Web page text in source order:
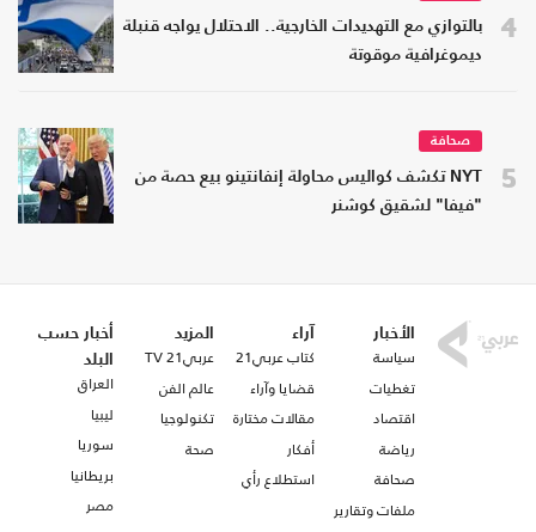
4
بالتوازي مع التهديدات الخارجية.. الاحتلال يواجه قنبلة
ديموغرافية موقوتة
5
صحافة
NYT تكشف كواليس محاولة إنفانتينو بيع حصة من
"فيفا" لشقيق كوشنر
الأخبار
سياسة
تغطيات
اقتصاد
رياضة
صحافة
ملفات وتقارير
آراء
كتاب عربي21
قضايا وآراء
مقالات مختارة
أفكار
استطلاع رأي
المزيد
عربي21 TV
عالم الفن
تكنولوجيا
صحة
أخبار حسب
البلد
العراق
ليبيا
سوريا
بريطانيا
مصر